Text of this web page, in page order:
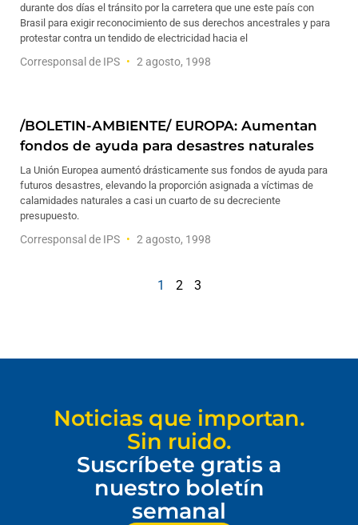
durante dos días el tránsito por la carretera que une este país con
Brasil para exigir reconocimiento de sus derechos ancestrales y para
protestar contra un tendido de electricidad hacia el
Corresponsal de IPS 2 agosto, 1998
/BOLETIN-AMBIENTE/ EUROPA: Aumentan
fondos de ayuda para desastres naturales
La Unión Europea aumentó drásticamente sus fondos de ayuda para
futuros desastres, elevando la proporción asignada a víctimas de
calamidades naturales a casi un cuarto de su decreciente
presupuesto.
Corresponsal de IPS 2 agosto, 1998
1 2 3
Noticias que importan.
Sin ruido.
Suscríbete gratis a
nuestro boletín
semanal